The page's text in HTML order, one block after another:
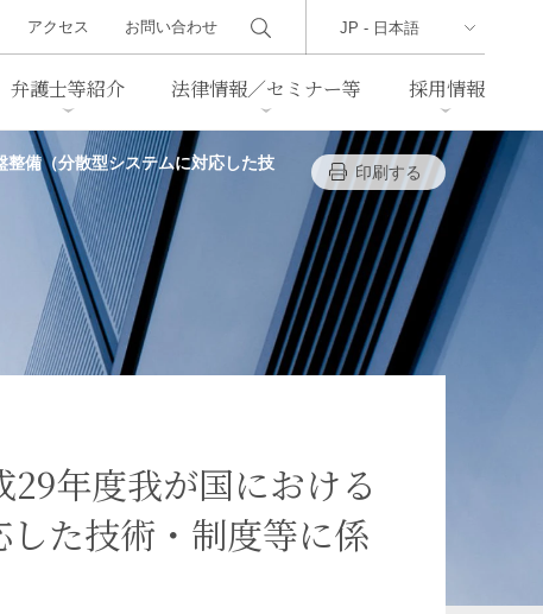
アクセス
事業再生・倒産
国際取引 通商法・経済安全保障
海事 中国法務
・レジャー
TMT／テクノロジー・メディ
ア・通信
継、ウェルスマ
弁護士等紹介 法律情報／セミナー等
ーズレター 判例紹介
採用情報
アクセス お問い合わせ
備（分散型システムに対応した技
印刷する
年度我が国における
た技術・制度等に係